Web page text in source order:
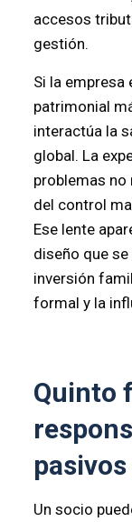
accesos
gestión.
Si la empresa
patrimonial
interactúa la
global. La
problemas no
del control
Ese lente
diseño que
inversión
formal y la
Quinto
Un socio